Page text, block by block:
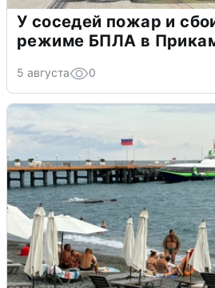
У соседей пожар и
режиме БПЛА в
5 августа 0